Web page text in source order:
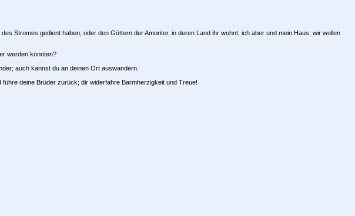
Stromes gedient haben, oder den Göttern der Amoriter, in deren Land ihr wohnt; ich aber und mein Haus, wir wollen
werden könnten?
auch kannst du an deinen Ort auswandern.
deine Brüder zurück; dir widerfahre Barmherzigkeit und Treue!